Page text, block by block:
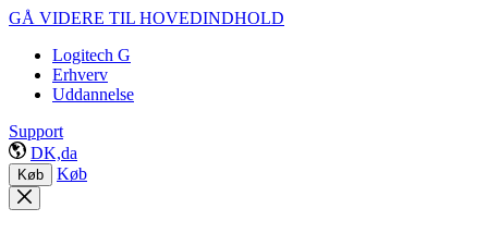
GÅ VIDERE TIL HOVEDINDHOLD
Logitech G
Erhverv
Uddannelse
Support
DK,da
Køb Køb